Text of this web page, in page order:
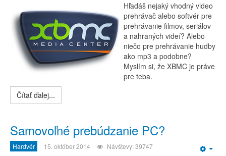
Hľadáš nejaký vhodný video
prehrávač alebo softvér pre
prehrávanie filmov, seriálov
a nahraných videí? Alebo
niečo pre prehrávanie hudby
ako mp3 a podobne?
Myslím si, že XBMC je práve
pre teba.
Čítať ďalej...
Samovoľné prebúdzanie PC?
Hardvér 15. október 2014 Návštevy: 39747